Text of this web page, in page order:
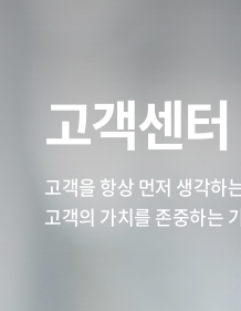
고객센터
고객을 항상 먼저 생각하
고객의 가치를 존중하는